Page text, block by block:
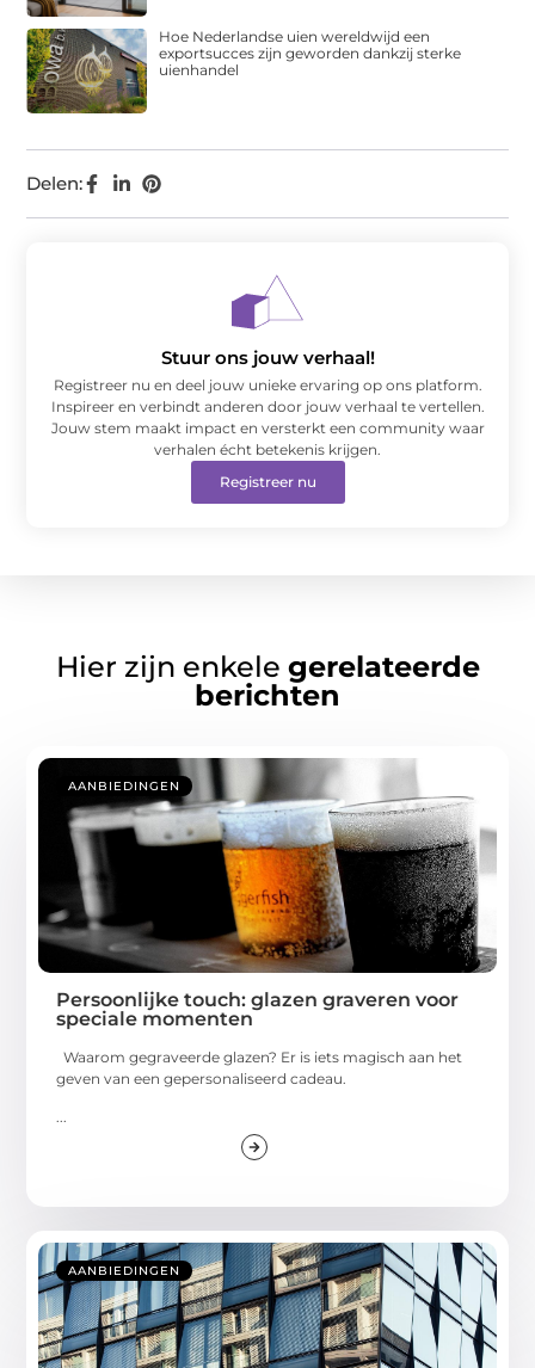
Delen:
Hoe Nederlandse uien wereldwijd een
exportsucces zijn geworden dankzij sterke
uienhandel
Stuur ons jouw verhaal!
Registreer nu en deel jouw unieke ervaring op ons platform.
Inspireer en verbindt anderen door jouw verhaal te vertellen.
Jouw stem maakt impact en versterkt een community waar
verhalen écht betekenis krijgen.
Registreer nu
Hier zijn enkele gerelateerde
berichten
AANBIEDINGEN
Persoonlijke touch: glazen graveren voor
speciale momenten
Waarom gegraveerde glazen? Er is iets magisch aan het
geven van een gepersonaliseerd cadeau.
...
AANBIEDINGEN